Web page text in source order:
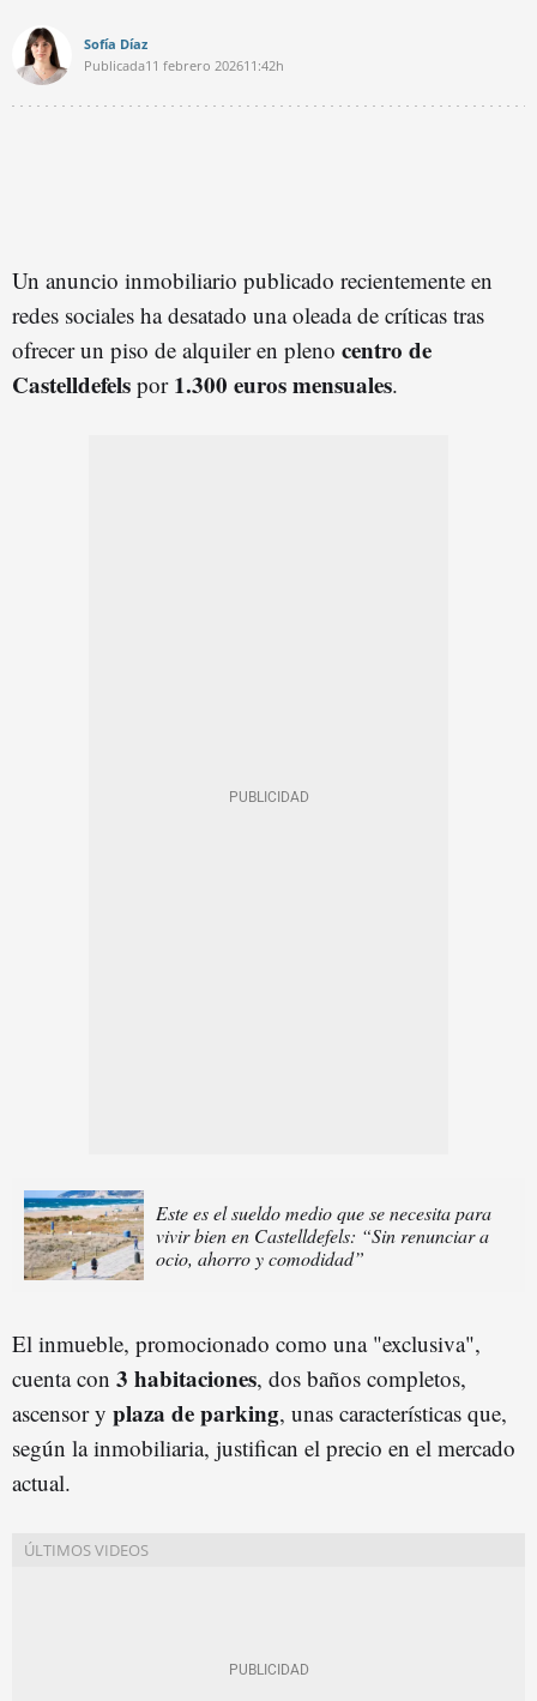
Sofía Díaz
Publicada11 febrero 202611:42h
Un anuncio inmobiliario publicado recientemente en
redes sociales ha desatado una oleada de críticas tras
ofrecer un piso de alquiler en pleno centro de
Castelldefels por 1.300 euros mensuales.
Este es el sueldo medio que se necesita para
vivir bien en Castelldefels: “Sin renunciar a
ocio, ahorro y comodidad”
El inmueble, promocionado como una "exclusiva",
cuenta con 3 habitaciones, dos baños completos,
ascensor y plaza de parking, unas características que,
según la inmobiliaria, justifican el precio en el mercado
actual.